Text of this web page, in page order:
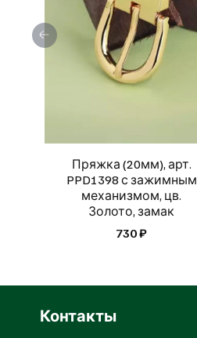
Пряжка (20мм), арт.
PPD1398 с зажимным
механизмом, цв.
Золото, замак
730 ₽
Контакты